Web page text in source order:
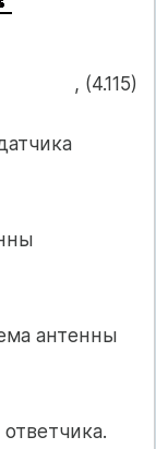
, (4.115)
антенны